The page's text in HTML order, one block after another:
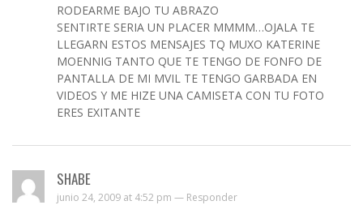
RODEARME BAJO TU ABRAZO
SENTIRTE SERIA UN PLACER MMMM…OJALA TE
LLEGARN ESTOS MENSAJES TQ MUXO KATERINE
MOENNIG TANTO QUE TE TENGO DE FONFO DE
PANTALLA DE MI MVIL TE TENGO GARBADA EN
VIDEOS Y ME HIZE UNA CAMISETA CON TU FOTO
ERES EXITANTE
SHABE
junio 24, 2009 at 4:52 pm — Responder